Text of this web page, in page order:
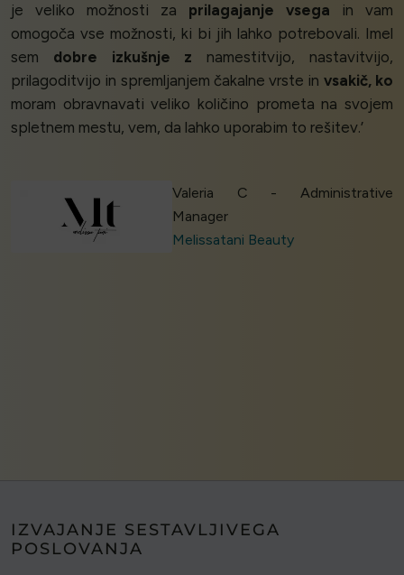
je veliko možnosti za prilagajanje vsega in vam
omogoča vse možnosti, ki bi jih lahko potrebovali. Imel
sem dobre izkušnje z namestitvijo, nastavitvijo,
prilagoditvijo in spremljanjem čakalne vrste in vsakič, ko
moram obravnavati veliko količino prometa na svojem
spletnem mestu, vem, da lahko uporabim to rešitev.’
Valeria C - Administrative
Manager
Melissatani Beauty
IZVAJANJE SESTAVLJIVEGA
POSLOVANJA